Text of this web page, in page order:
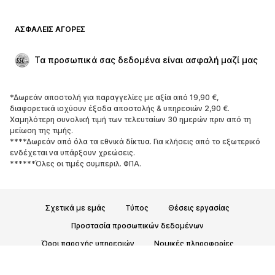
Περιστάσεις
Aποκλειστικά
ΠΑΠΟΎΤΣΙΑ
ΝΕΑ
Trending
Sneakers
Μποτάκια
Γόβες και ψηλοτάκουνα
Παντόφλες
Αποκλειστικά
ΑΣΦΑΛΕΊΣ ΑΓΟΡΈΣ
Τα προσωπικά σας δεδομένα είναι ασφαλή μαζί μας
*Δωρεάν αποστολή για παραγγελίες με αξία από 19,90 €,
διαφορετικά ισχύουν έξοδα αποστολής & υπηρεσιών 2,90 €.
Χαμηλότερη συνολική τιμή των τελευταίων 30 ημερών πριν από τη
μείωση της τιμής.
****Δωρεάν από όλα τα εθνικά δίκτυα. Για κλήσεις από το εξωτερικό
ενδέχεται να υπάρξουν χρεώσεις.
******Όλες οι τιμές συμπεριλ. ΦΠΑ.
Σχετικά με εμάς Τύπος
Θέσεις εργασίας
Προστασία προσωπικών δεδομένων
Όροι παροχής υπηρεσιών
Νομικές πληροφορίες